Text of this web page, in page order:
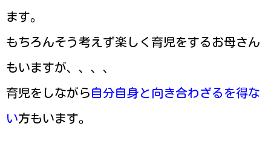
ます。
もちろんそう考えず楽しく育児をするお母さん
もいますが、、、、
育児をしながら自分自身と向き合わざるを得な
い方もいます。